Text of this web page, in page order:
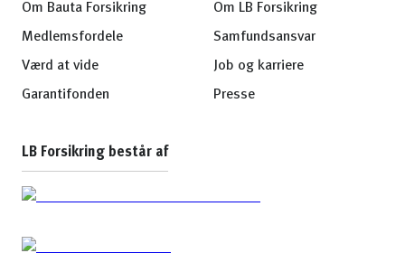
Om Bauta Forsikring
Medlemsfordele
Værd at vide
Garantifonden
Om LB Forsikring
Samfundsansvar
Job og karriere
Presse
LB Forsikring består af